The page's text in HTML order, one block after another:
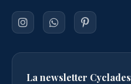
La newsletter Cyclades